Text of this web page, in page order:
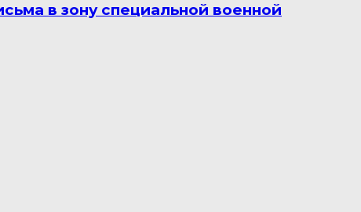
в зону специальной военной